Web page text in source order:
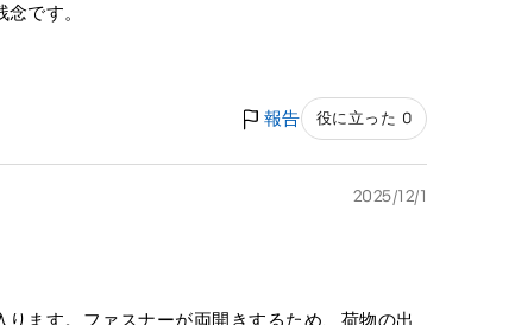
です。
報告 役に立った 0
2025/12/1
ます。ファスナーが両開きするため、荷物の出